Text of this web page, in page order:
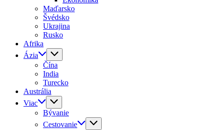
Maďarsko
Švédsko
Ukrajina
Rusko
Afrika
Ázia
Čína
India
Turecko
Austrália
Viac
Bývanie
Cestovanie